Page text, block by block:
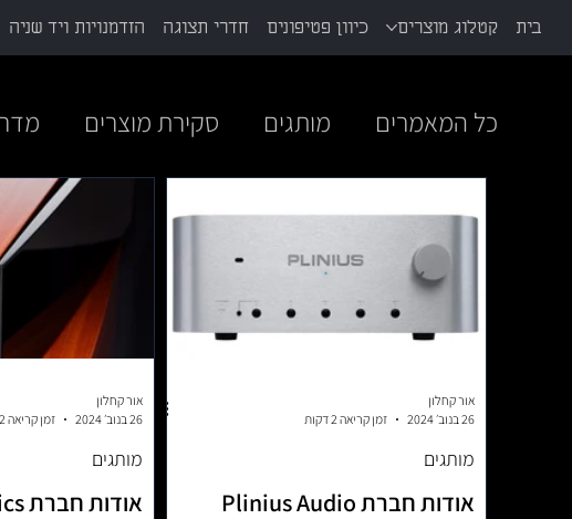
בית קטלוג מוצרים כיוון פטיפונים חדרי תצוגה הזדמנויות ויד שניה
כל המאמרים מותגים סקירת מוצרים
אודות חברת Plinius Audio
מותגים
אור קחלון
26 בנוב׳ 2024
זמן קריאה 2 דקות
אודות חברת Vienna Acoustics
מותגים
אור קחלון
26 בנוב׳ 2024
זמן קריאה 2 דקות